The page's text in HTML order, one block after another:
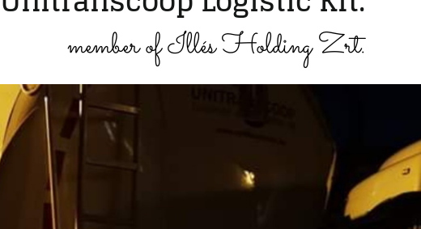
Elérhetőségek
member of Illés Holding Zrt.